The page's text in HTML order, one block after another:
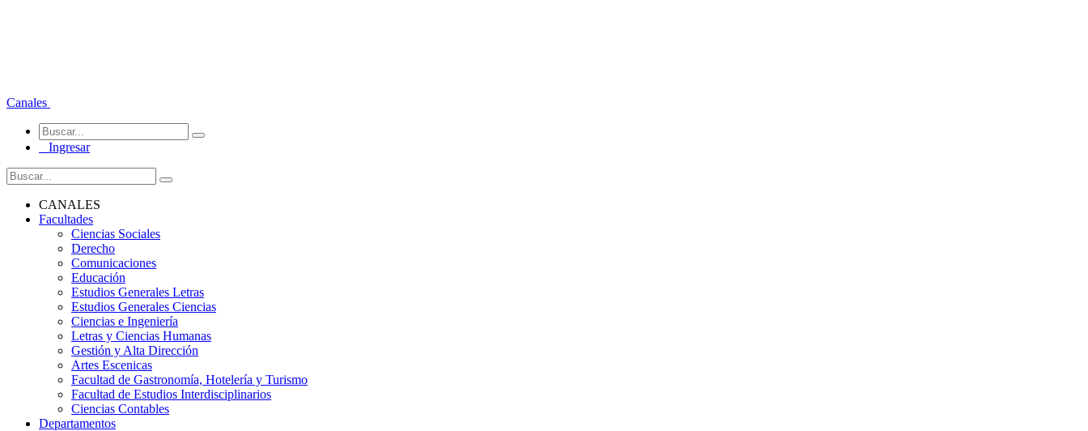
Canales
Ingresar
CANALES
Facultades
Ciencias Sociales
Derecho
Comunicaciones
Educación
Estudios Generales Letras
Estudios Generales Ciencias
Ciencias e Ingeniería
Letras y Ciencias Humanas
Gestión y Alta Dirección
Artes Escenicas
Facultad de Gastronomía, Hotelería y Turismo
Facultad de Estudios Interdisciplinarios
Ciencias Contables
Departamentos